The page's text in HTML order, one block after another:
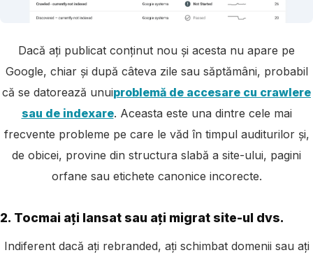
Dacă ați publicat conținut nou și acesta nu apare pe
Google, chiar și după câteva zile sau săptămâni, probabil
că se datorează unuiproblemă de accesare cu crawlere
sau de indexare. Aceasta este una dintre cele mai
frecvente probleme pe care le văd în timpul auditurilor și,
de obicei, provine din structura slabă a site-ului, pagini
orfane sau etichete canonice incorecte.
2. Tocmai ați lansat sau ați migrat site-ul dvs.
Indiferent dacă ați rebranded, ați schimbat domenii sau ați